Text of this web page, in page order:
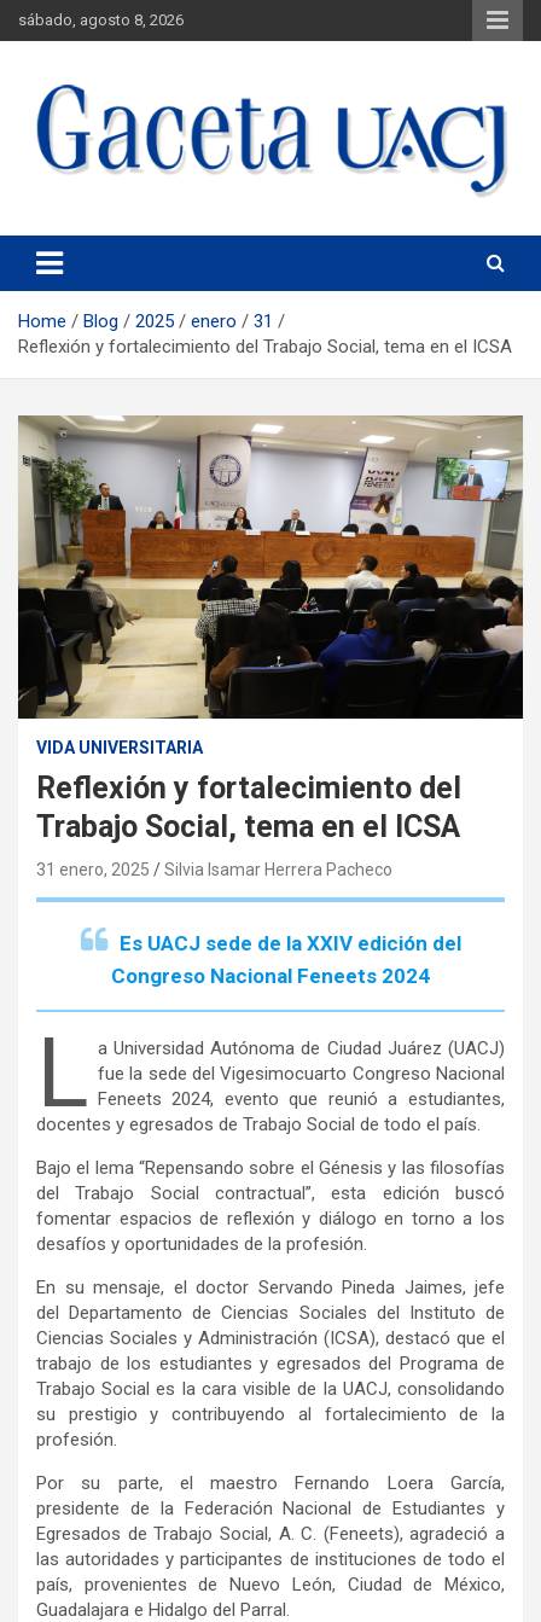
sábado, agosto 8, 2026
Gaceta UACJ
Home Blog 2025 enero
31
Reflexión y fortalecimiento del Trabajo Social, tema en el ICSA
VIDA UNIVERSITARIA
Reflexión y fortalecimiento del
Trabajo Social, tema en el ICSA
31 enero, 2025 Silvia Isamar Herrera Pacheco
Es UACJ sede de la XXIV edición del
Congreso Nacional Feneets 2024
L a Universidad Autónoma de Ciudad Juárez (UACJ)
fue la sede del Vigesimocuarto Congreso Nacional
Feneets 2024, evento que reunió a estudiantes,
docentes y egresados de Trabajo Social de todo el país.
Bajo el lema “Repensando sobre el Génesis y las filosofías
del Trabajo Social contractual”, esta edición buscó
fomentar espacios de reflexión y diálogo en torno a los
desafíos y oportunidades de la profesión.
En su mensaje, el doctor Servando Pineda Jaimes, jefe
del Departamento de Ciencias Sociales del Instituto de
Ciencias Sociales y Administración (ICSA), destacó que el
trabajo de los estudiantes y egresados del Programa de
Trabajo Social es la cara visible de la UACJ, consolidando
su prestigio y contribuyendo al fortalecimiento de la
profesión.
Por su parte, el maestro Fernando Loera García,
presidente de la Federación Nacional de Estudiantes y
Egresados de Trabajo Social, A. C. (Feneets), agradeció a
las autoridades y participantes de instituciones de todo el
país, provenientes de Nuevo León, Ciudad de México,
Guadalajara e Hidalgo del Parral.